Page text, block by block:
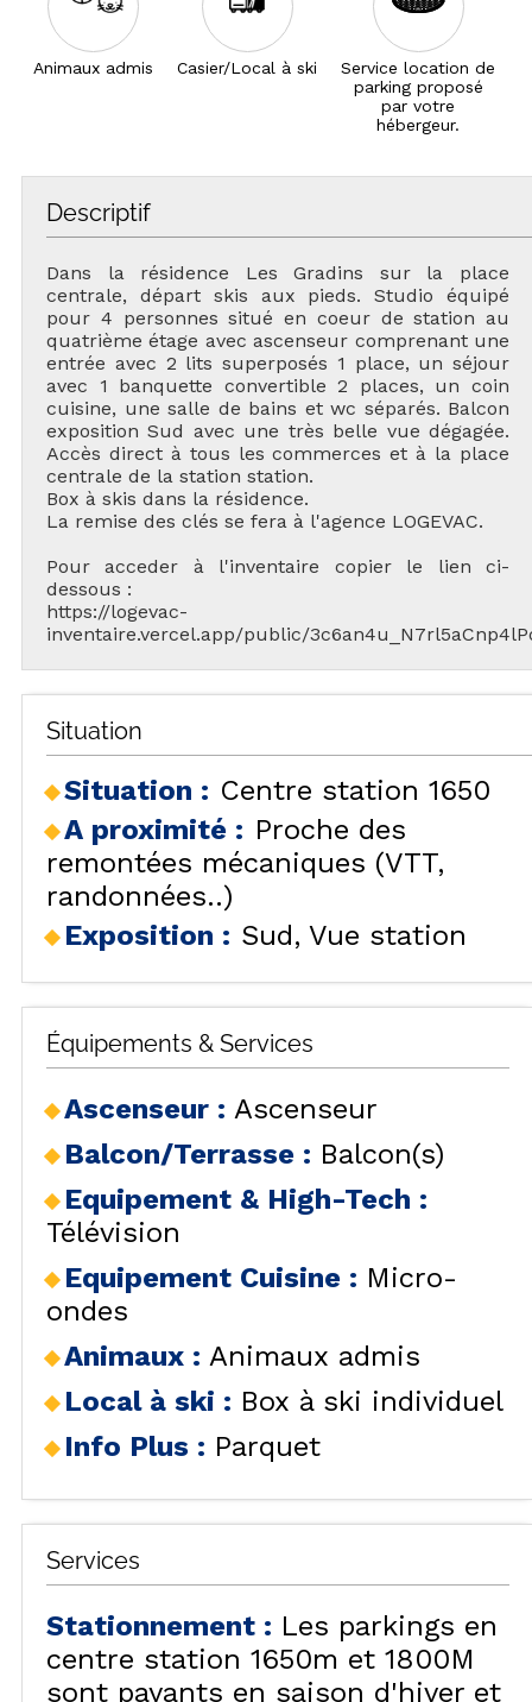
Animaux admis Casier/Local à ski
Service location de
parking proposé
par votre
hébergeur.
Descriptif
Dans la résidence Les Gradins sur la place
centrale, départ skis aux pieds. Studio équipé
pour 4 personnes situé en coeur de station au
quatrième étage avec ascenseur comprenant une
entrée avec 2 lits superposés 1 place, un séjour
avec 1 banquette convertible 2 places, un coin
cuisine, une salle de bains et wc séparés. Balcon
exposition Sud avec une très belle vue dégagée.
Accès direct à tous les commerces et à la place
centrale de la station station.
Box à skis dans la résidence.
La remise des clés se fera à l'agence LOGEVAC.
Pour acceder à l'inventaire copier le lien ci-
dessous :
https://logevac-
inventaire.vercel.app/public/
Situation
Situation : Centre station 1650
A proximité : Proche des
remontées mécaniques (VTT,
randonnées..)
Exposition : Sud Vue station
Équipements & Services
Ascenseur : Ascenseur
Balcon/Terrasse : Balcon(s)
Equipement & High-Tech :
Télévision
Equipement Cuisine : Micro-
ondes
Animaux : Animaux admis
Local à ski : Box à ski individuel
Info Plus : Parquet
Services
Stationnement : Les parkings en
centre station 1650m et 1800M
sont payants en saison d'hiver et